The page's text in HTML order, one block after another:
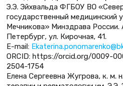
Э.Э. Эйхвальда ФГБОУ ВО
государственный медицинский
Мечникова» Минздрава России.
Петербург, ул. Кирочная, 41.
E-mail:
ORCID: https://orcid.org/0009-
2504-1754
Елена Сергеевна Жугрова, к. м.